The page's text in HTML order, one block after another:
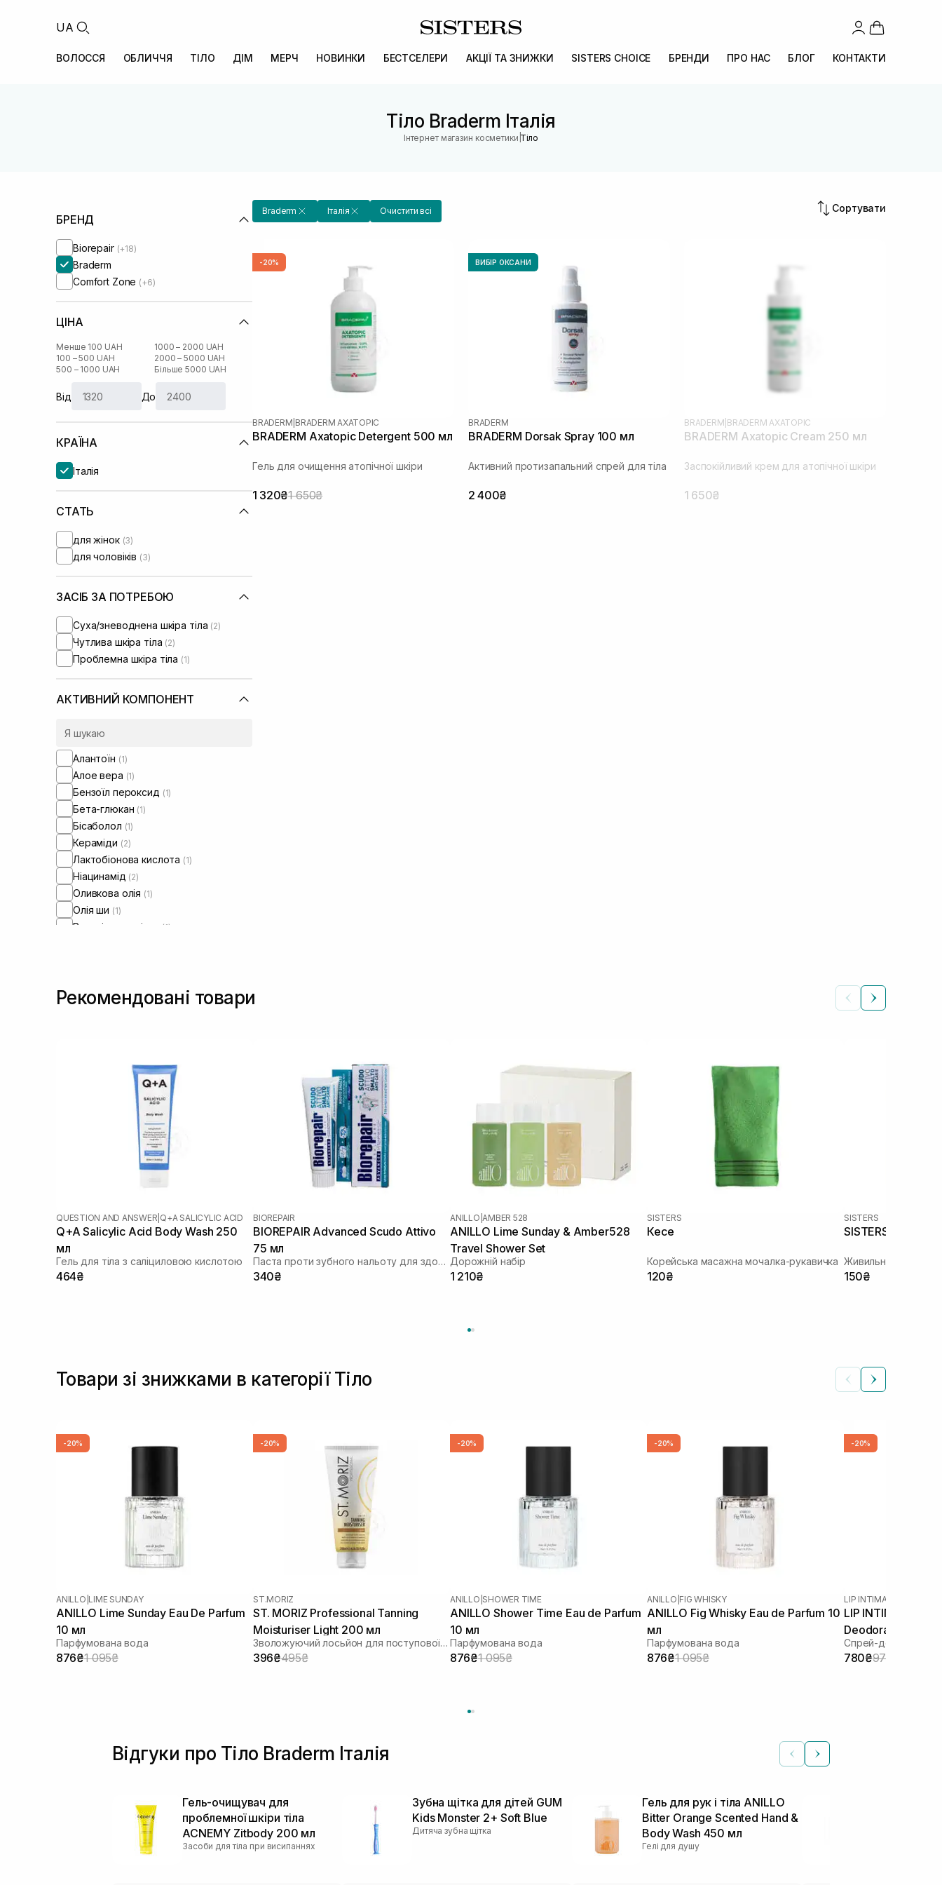
UA
ВОЛОССЯ ОБЛИЧЧЯ ТІЛО ДІМ МЕРЧ НОВИНКИ БЕСТСЕЛЕРИ АКЦІЇ ТА ЗНИЖКИ SISTERS CHOICE БРЕНДИ ПРО НАС БЛОГ КОНТАКТИ
Тіло Braderm Італія
Інтернет магазин косметики |Тіло
БРЕНД
Biorepair (+18)
Braderm
Comfort Zone (+6)
ЦІНА
Менше 100 UAH
100 – 500 UAH
500 – 1000 UAH
1000 – 2000 UAH
2000 – 5000 UAH
Більше 5000 UAH
Від До
КРАЇНА
Італія
СТАТЬ
для жінок (3)
для чоловіків (3)
ЗАСІБ ЗА ПОТРЕБОЮ
Суха/зневоднена шкіра тіла (2)
Чутлива шкіра тіла (2)
Проблемна шкіра тіла (1)
АКТИВНИЙ КОМПОНЕНТ
Алантоїн (1)
Алое вера (1)
Бензоїл пероксид (1)
Бета-глюкан (1)
Бісаболол (1)
Кераміди (2)
Лактобіонова кислота (1)
Ніацинамід (2)
Оливкова олія (1)
Олія ши (1)
Ретиніл пальмітат (1)
Braderm Італія Очистити всі Сортувати
-20%
BRADERM BRADERM AXATOPIC
BRADERM Axatopic Detergent 500 мл
Гель для очищення атопічної шкіри
1 320₴1 650₴
ВИБІР ОКСАНИ
BRADERM
BRADERM Dorsak Spray 100 мл
Активний протизапальний спрей для тіла
2 400₴
BRADERM BRADERM AXATOPIC
BRADERM Axatopic Cream 250 мл
Заспокійливий крем для атопічної шкіри
1 650₴
Рекомендовані товари
QUESTION AND ANSWER Q+A SALICYLIC ACID
Q+A Salicylic Acid Body Wash 250
мл
Гель для тіла з саліциловою кислотою
464₴
BIOREPAIR
BIOREPAIR Advanced Scudo Attivo
75 мл
Паста проти зубного нальоту для здорових ясен
340₴
ANILLO AMBER 528
ANILLO Lime Sunday & Amber528
Travel Shower Set
Дорожній набір
1 210₴
SISTERS
Кесе
Корейська масажна мочалка-рукавичка
120₴
SISTERS
SISTERS Foot
Живильна маска-
150₴
Товари зі знижками в категорії Тіло
-20%
ANILLO LIME SUNDAY
ANILLO Lime Sunday Eau De Parfum
10 мл
Парфумована вода
876₴1 095₴
-20%
ST.MORIZ
ST. MORIZ Professional Tanning
Moisturiser Light 200 мл
Зволожуючий лосьйон для поступової засмаги
396₴495₴
-20%
ANILLO SHOWER TIME
ANILLO Shower Time Eau de Parfum
10 мл
Парфумована вода
876₴1 095₴
-20%
ANILLO FIG WHISKY
ANILLO Fig Whisky Eau de Parfum 10
мл
Парфумована вода
876₴1 095₴
-20%
LIP INTIMATE CARE
LIP INTIMATE
Deodorant Green
Спрей-дезодорант
780₴975₴
Відгуки про Тіло Braderm Італія
Гель-очищувач для
проблемної шкіри тіла
ACNEMY Zitbody 200 мл
Засоби для тіла при висипаннях
Зубна щітка для дітей GUM
Kids Monster 2+ Soft Blue
Дитяча зубна щітка
Гель для рук і тіла ANILLO
Bitter Orange Scented Hand &
Body Wash 450 мл
Гелі для душу